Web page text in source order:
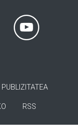
PUBLIZITATEA
RSS